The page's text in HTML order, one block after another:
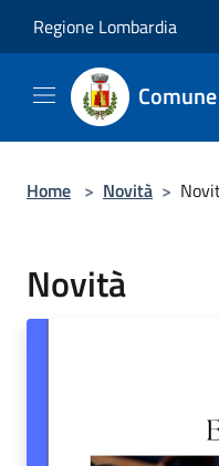
Regione Lombardia
Home > Novità >
Novità